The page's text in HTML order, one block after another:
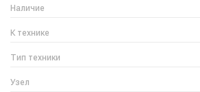
Наличие
К технике
Тип техники
Узел